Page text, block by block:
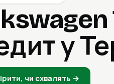
у
чи схвалять →